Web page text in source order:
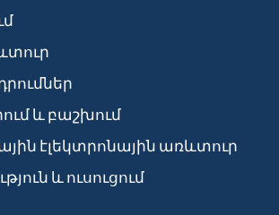
և բաշխում
էլեկտրոնային առևտուր
և ուսուցում